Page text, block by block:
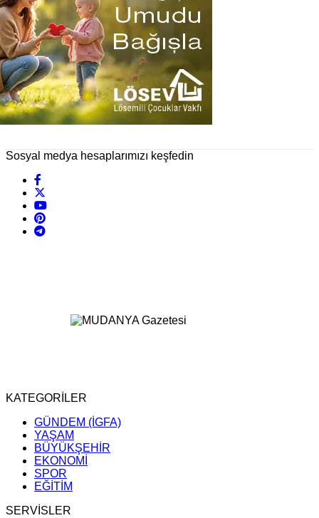
Sosyal medya hesaplarımızı keşfedin
KATEGORİLER
GÜNDEM (İGFA)
YAŞAM
BÜYÜKŞEHİR
EKONOMİ
SPOR
EĞİTİM
SERVİSLER